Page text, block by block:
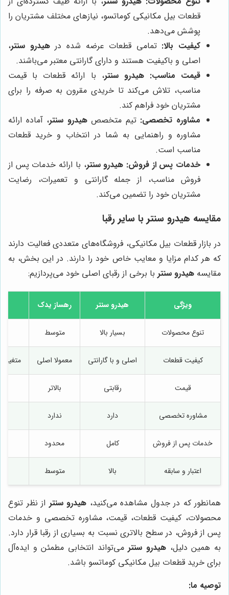
قطعات بیل مکانیکی کوماتسو، نیازهای مختلف مشتریان را
پوشش می‌دهد.
کیفیت بالا: تمامی قطعات عرضه شده درهیدرو سنتر،
اصلی و باکیفیت هستند و دارای گارانتی معتبر می‌باشند.
قیمت مناسب: هیدرو سنتر، با ارائه قطعات با قیمت
مناسب، تلاش می‌کند تا خریدی مقرون به صرفه را برای
مشتریان خود فراهم کند.
مشاوره تخصصی: تیم متخصصهیدرو سنتر، آماده ارائه
مشاوره و راهنمایی به شما در انتخاب و خرید قطعات
مناسب است.
خدمات پس از فروش: هیدرو سنتر، با ارائه خدمات پس از
فروش مناسب، از جمله گارانتی و تعمیرات، رضایت
مشتریان خود را تضمین می‌کند.
مقایسه هیدرو سنتربا سایر رقبا
در بازار قطعات بیل مکانیکی، فروشگاه‌های متعددی فعالیت دارند
که هر کدام مزایا و معایب خاص خود را دارند. در این بخش، به
مقایسه هیدرو سنتر با برخی از رقبای اصلی خود می‌پردازیم:
ویژگی هیدرو سنتر رهساز یدک
تنوع محصولات بسیار بالا متوسط
کیفیت قطعات اصلی و با گارانتی معمولا اصلی متغیر
قیمت رقابتی بالاتر
مشاوره تخصصی دارد ندارد
خدمات پس از فروش کامل محدود
اعتبار و سابقه بالا متوسط
همانطور که در جدول مشاهده می‌کنید، هیدرو سنتر از نظر تنوع
محصولات، کیفیت قطعات، قیمت، مشاوره تخصصی و خدمات
پس از فروش، در سطح بالاتری نسبت به بسیاری از رقبا قرار دارد.
به همین دلیل، هیدرو سنتر می‌تواند انتخابی مطمئن و ایده‌آل
برای خرید قطعات بیل مکانیکی کوماتسو باشد.
توصیه ما: